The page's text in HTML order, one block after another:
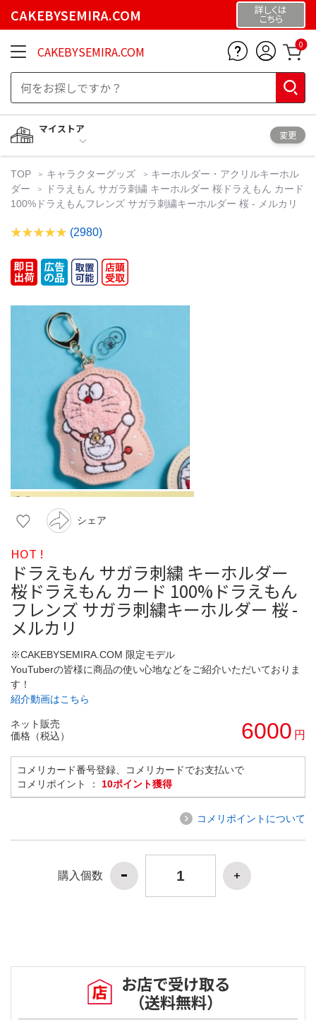
CAKEBYSEMIRA.COM 詳しくは
こちら
CAKEBYSEMIRA.COM 0
マイストア
変更
TOP キャラクターグッズ
キーホルダー・アクリルキーホル
ダー
ドラえもん サガラ刺繍 キーホルダー 桜ドラえもん カード
100%ドラえもんフレンズ サガラ刺繍キーホルダー 桜 - メルカリ
(2980)
シェア
HOT !
ドラえもん サガラ刺繍 キーホルダー
桜ドラえもん カード 100%ドラえもん
フレンズ サガラ刺繍キーホルダー 桜 -
メルカリ
※CAKEBYSEMIRA.COM 限定モデル
YouTuberの皆様に商品の使い心地などをご紹介いただいておりま
す！
紹介動画はこちら
ネット販売
価格（税込）
6000 円
コメリカード番号登録、コメリカードでお支払いで
コメリポイント ： 10ポイント獲得
コメリポイントについて
購入個数
お店で受け取る
（送料無料）